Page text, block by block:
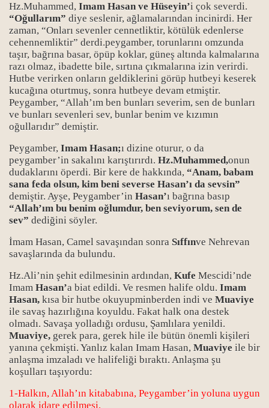
Hz.Muhammed, Imam Hasan ve Hüseyin’i çok severdi.
“Oğullarım” diye seslenir, ağlamalarından incinirdi. Her
zaman, “Onları sevenler cennetliktir, kötülük edenlerse
cehennemliktir” derdi.peygamber, torunlarını omzunda
taşır, bağrına basar, öpüp koklar, güneş altında kalmalarına
razı olmaz, ibadette bile, sırtına çıkmalarına izin verirdi.
Hutbe verirken onların geldiklerini görüp hutbeyi keserek
kucağına oturtmuş, sonra hutbeye devam etmiştir.
Peygamber, “Allah’ım ben bunları severim, sen de bunları
ve bunları sevenleri sev, bunlar benim ve kızımın
oğullarıdır” demiştir.
Peygamber, Imam Hasan;ı dizine oturur, o da
peygamber’in sakalını karıştırırdı. Hz.Muhammed,onun
dudaklarını öperdi. Bir kere de hakkında, “Anam, babam
sana feda olsun, kim beni severse Hasan’ı da sevsin”
demiştir. Ayşe, Peygamber’in Hasan’ı bağrına basıp
“Allah’ım bu benim oğlumdur, ben seviyorum, sen de
sev” dediğini söyler.
İmam Hasan, Camel savaşından sonra Sıffınve Nehrevan
savaşlarında da bulundu.
Hz.Ali’nin şehit edilmesinin ardından, Kufe Mescidi’nde
Imam Hasan’a biat edildi. Ve resmen halife oldu. Imam
Hasan, kısa bir hutbe okuyupminberden indi ve Muaviye
ile savaş hazırlığına koyuldu. Fakat halk ona destek
olmadı. Savaşa yolladığı ordusu, Şamlılara yenildi.
Muaviye, gerek para, gerek hile ile bütün önemli kişileri
yanına çekmişti. Yanlız kalan Imam Hasan, Muaviye ile bir
anlaşma imzaladı ve halifeliği bıraktı. Anlaşma şu
koşulları taşıyordu:
1-Halkın, Allah’ın kitababına, Peygamber’in yoluna uygun
olarak idare edilmesi,